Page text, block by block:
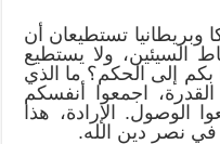
وبريطانيا تستطيعان أن
السيئين، ولا يستطيع
إلى الحكم؟ ما الذي
اجمعوا أنفسكم
الوصول. الإرادة، هذا
نصر دين الله.